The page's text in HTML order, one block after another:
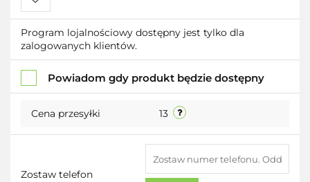
Do
przechowalni
Program lojalnościowy dostępny jest tylko dla
zalogowanych klientów.
Powiadom gdy produkt będzie dostępny
Cena przesyłki 13
Zostaw telefon